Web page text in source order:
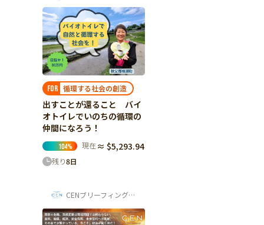
FOR 循環する社会の創造
出すことが還ること バイ
オトイレでいのちの循環の
仲間になろう！
104% 現在 ≈ $5,293.94
残り8日
CENブリーフィング事務局